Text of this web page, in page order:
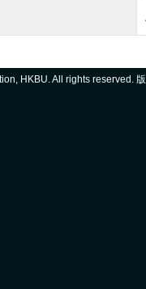
HKBU. All rights reserved.